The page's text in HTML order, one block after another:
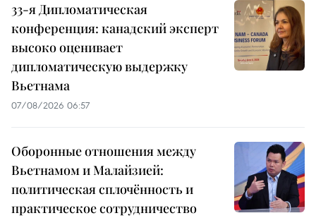
33-я Дипломатическая
конференция: канадский эксперт
высоко оценивает
дипломатическую выдержку
Вьетнама
07/08/2026 06:57
Оборонные отношения между
Вьетнамом и Малайзией:
политическая сплочённость и
практическое сотрудничество